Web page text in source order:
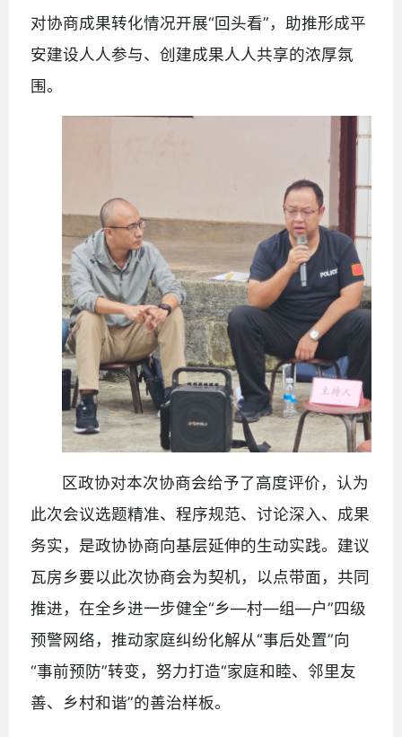
对协商成果转化情况开展“回头看”，助推形成平
安建设人人参与、创建成果人人共享的浓厚氛
围。
区政协对本次协商会给予了高度评价，认为
此次会议选题精准、程序规范、讨论深入、成果
务实，是政协协商向基层延伸的生动实践。建议
瓦房乡要以此次协商会为契机，以点带面，共同
推进，在全乡进一步健全“乡—村—组—户”四级
预警网络，推动家庭纠纷化解从“事后处置”向
“事前预防”转变，努力打造“家庭和睦、邻里友
善、乡村和谐”的善治样板。